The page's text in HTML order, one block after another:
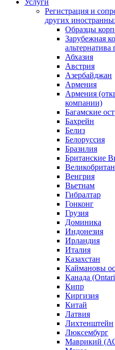
Услуги
Регистрация и
других
Образцы
Зарубежная
Абхазия
Австрия
Азербайджан
Армения
Армения
компании)
Багамские
Бахрейн
Белиз
Белоруссия
Бразилия
Британские
Венгрия
Вьетнам
Гибралтар
Гонконг
Грузия
Доминика
Индонезия
Ирландия
Италия
Казахстан
Каймановы
Канада
Кипр
Киргизия
Китай
Латвия
Лихтенштейн
Люксембург
Маврикий